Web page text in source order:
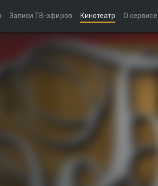
Записи ТВ-эфиров Кинотеатр О сервисе